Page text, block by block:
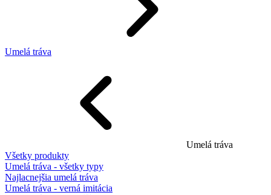
Umelá tráva
Umelá tráva
Všetky produkty
Umelá tráva - všetky typy
Najlacnejšia umelá tráva
Umelá tráva - verná imitácia